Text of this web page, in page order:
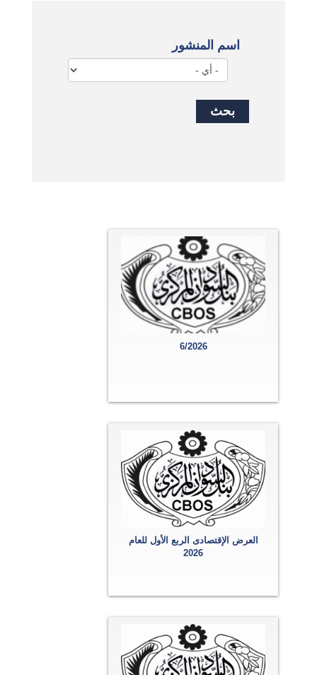
اسم المنشور
بحث
6/2026
العرض الإقتصادى الربع الأول للعام
2026